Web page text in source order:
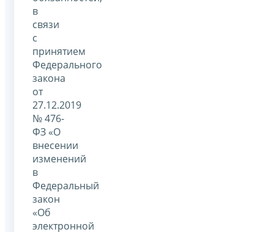
в
связи
с
принятием
Федерального
закона
от
27.12.2019
№ 476-
ФЗ «О
внесении
изменений
в
Федеральный
закон
«Об
электронной